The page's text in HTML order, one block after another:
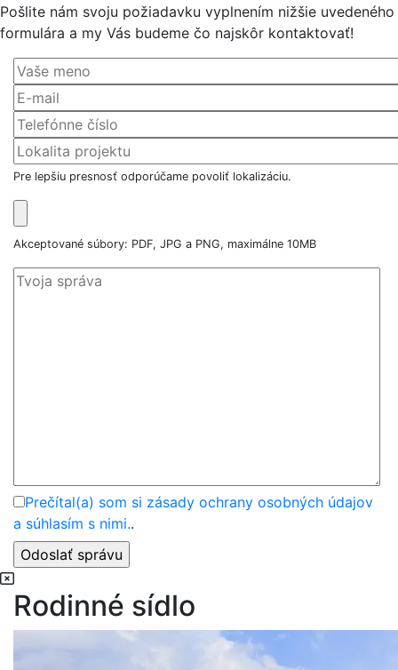
Pošlite nám svoju požiadavku vyplnením nižšie uvedeného
formulára a my Vás budeme čo najskôr kontaktovať!
Pre lepšiu presnosť odporúčame povoliť lokalizáciu.
Akceptované súbory: PDF, JPG a PNG, maximálne 10MB
Prečítal(a) som si zásady ochrany osobných údajov
a súhlasím s nimi..
Rodinné sídlo